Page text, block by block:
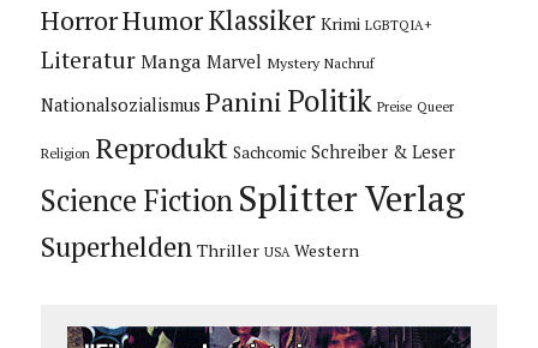
HorrorHumorKlassiker Krimi LGBTQIA+
Literatur Manga Marvel Mystery Nachruf
Nationalsozialismus Panini Politik Preise Queer
Religion Reprodukt Sachcomic Schreiber & Leser
Science Fiction Splitter Verlag
Superhelden Thriller USA Western